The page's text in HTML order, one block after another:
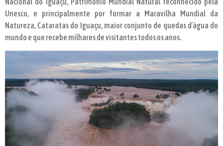
Unesco, e principalmente por formar a Maravilha Mundial da
Natureza, Cataratas do Iguaçu, maior conjunto de quedas d´água do
mundo e que recebe milhares de visitantes todos os anos.